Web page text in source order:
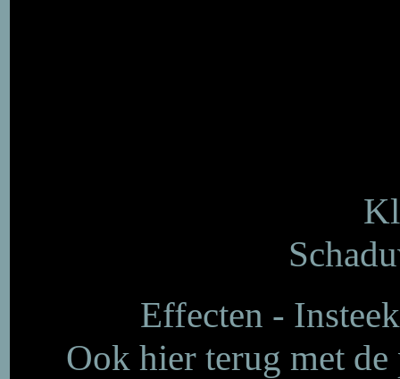
Effecten -
Ook hier terug met